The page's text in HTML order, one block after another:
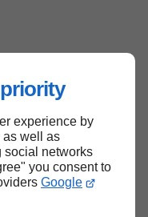
experience by
as well as
social networks
you consent to
Google